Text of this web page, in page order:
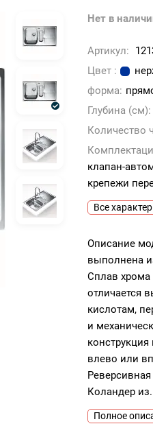
Нет в
Артикул:
Цвет :
форма:
Глубина (см):
Количество
клапан-
крепежи
Все
Описание
выполнена
Сплав хрома
отличается
кислотам,
и
влево или
Коландер
Полное